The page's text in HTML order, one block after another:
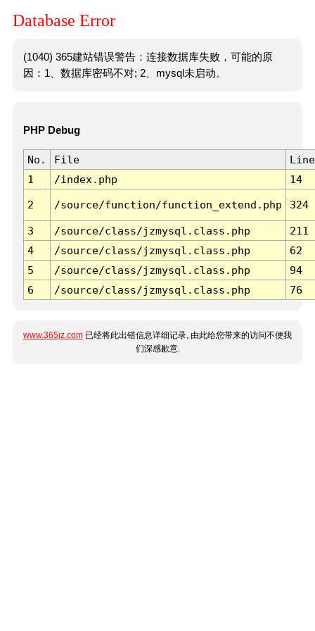
Database Error
(1040) 365建站错误警告：连接数据库失败，可能的原
因：1、数据库密码不对; 2、mysql未启动。
PHP Debug
No. File
Line
1
/index.php 14
2 /source/function/function_extend.php 324
3 /source/class/jzmysql.class.php
211
4
/source/class/jzmysql.class.php
62
5
/source/class/jzmysql.class.php
94
6
/source/class/jzmysql.class.php 76
www.365jz.com 已经将此出错信息详细记录, 由此给您带来的访问不便我
们深感歉意.